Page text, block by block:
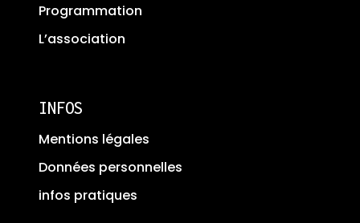
Programmation
L’association
INFOS
Mentions légales
Données personnelles
infos pratiques